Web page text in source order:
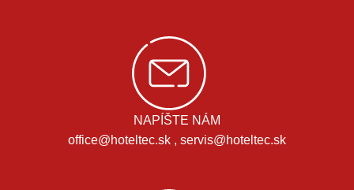
NAPÍŠTE NÁM
office@hoteltec.sk , servis@hoteltec.sk